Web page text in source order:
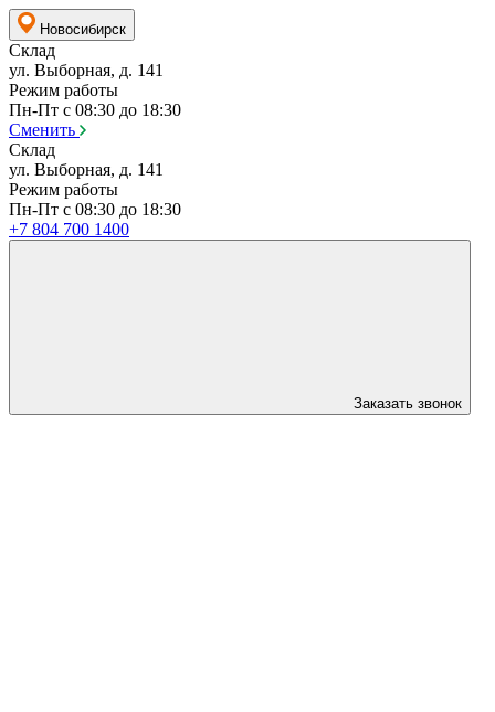
Новосибирск
Склад
ул. Выборная, д. 141
Режим работы
Пн-Пт с 08:30 до 18:30
Сменить
Склад
ул. Выборная, д. 141
Режим работы
Пн-Пт с 08:30 до 18:30
+7 804 700 1400
Заказать звонок